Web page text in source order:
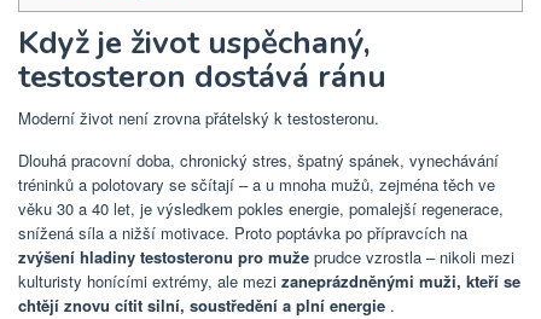
Když je život uspěchaný,
testosteron dostává ránu
Moderní život není zrovna přátelský k testosteronu.
Dlouhá pracovní doba, chronický stres, špatný spánek, vynechávání
tréninků a polotovary se sčítají – a u mnoha mužů, zejména těch ve
věku 30 a 40 let, je výsledkem pokles energie, pomalejší regenerace,
snížená síla a nižší motivace. Proto poptávka po přípravcích na
zvýšení hladiny testosteronu pro muže prudce vzrostla – nikoli mezi
kulturisty honícími extrémy, ale mezi zaneprázdněnými muži, kteří se
chtějí znovu cítit silní, soustředění a plní energie .